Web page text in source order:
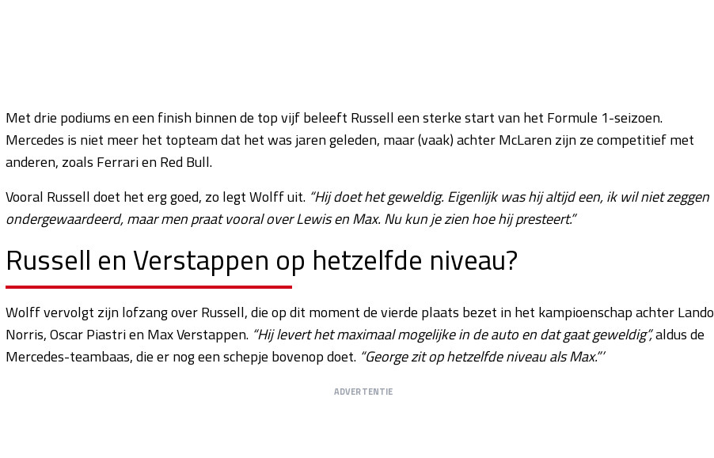
Met drie podiums en een finish binnen de top vijf beleeft Russell een sterke start van het Formule 1-seizoen.
Mercedes is niet meer het topteam dat het was jaren geleden, maar (vaak) achter McLaren zijn ze competitief met
anderen, zoals Ferrari en Red Bull.
Vooral Russell doet het erg goed, zo legt Wolff uit. “Hij doet het geweldig. Eigenlijk was hij altijd een, ik wil niet zeggen
ondergewaardeerd, maar men praat vooral over Lewis en Max. Nu kun je zien hoe hij presteert.”
Russell en Verstappen op hetzelfde niveau?
Wolff vervolgt zijn lofzang over Russell, die op dit moment de vierde plaats bezet in het kampioenschap achter Lando
Norris, Oscar Piastri en Max Verstappen. “Hij levert het maximaal mogelijke in de auto en dat gaat geweldig”,aldus de
Mercedes-teambaas, die er nog een schepje bovenop doet. “George zit op hetzelfde niveau als Max.”’
ADVERTENTIE